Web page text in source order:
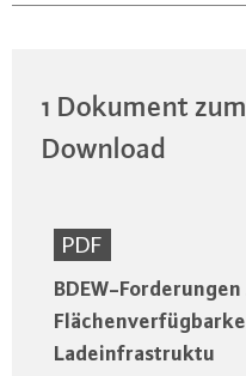
1 Dokument zum
Download
PDF
BDEW-
Ladeinfrastruktu